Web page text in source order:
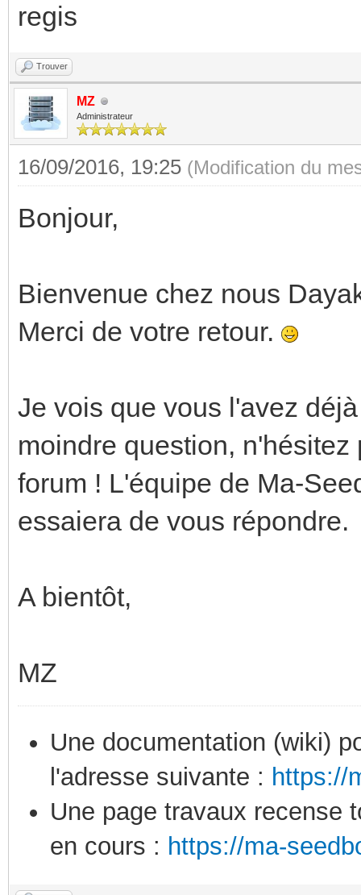
regis
Trouver
MZ
Administrateur
16/09/2016, 19:25 (Modification du
Bonjour,
Bienvenue chez nous
Merci de votre retour.
Je vois que vous l'avez
moindre question,
forum ! L'équipe de Ma-
essaiera de vous répondre.
A bientôt,
MZ
Une documentation (wiki)
l'adresse suivante : https://
Une page travaux recense
en cours : https://ma-